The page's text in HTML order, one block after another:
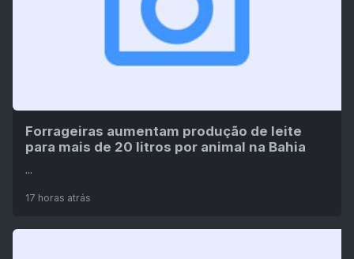
Forrageiras aumentam produção de leite
para mais de 20 litros por animal na Bahia
...
17 horas atrás